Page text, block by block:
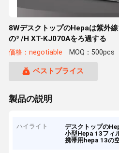
8WデスクトップのHepaは紫外
の³ /H XT-KJ070Aをろ過する
価格：negotiable MOQ：500pcs
ベストプライス
製品の説明
ハイライト デスクトップの
小型Hepa 13フィ
携帯用hepa 13の